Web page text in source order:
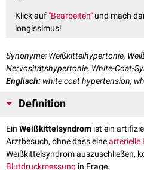
Klick auf "Bearbeiten" und mach
longissimus!
Synonyme: Weißkittelhypertonie,
Nervositätshypertonie, White-Coat-
Englisch: white coat hypertension,
Definition
Ein Weißkittelsyndrom ist ein
Arztbesuch, ohne dass einearterielle
Weißkittelsyndrom auszuschließen,
Blutdruckmessung in Frage.